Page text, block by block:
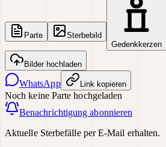
Parte
Sterbebild
Gedenkkerzen
Bilder hochladen
WhatsApp Link kopieren
Noch keine Parte hochgeladen
Benachrichtigung abonnieren
Aktuelle Sterbefälle per E-Mail erhalten.